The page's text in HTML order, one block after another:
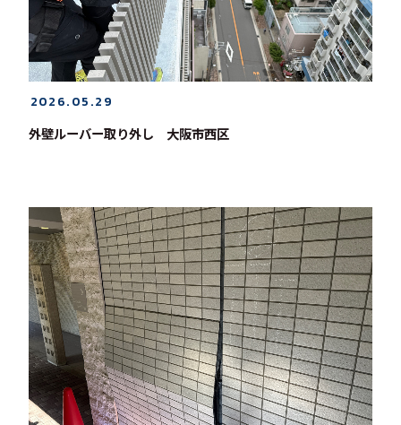
2026.05.29
外壁ルーバー取り外し 大阪市西区